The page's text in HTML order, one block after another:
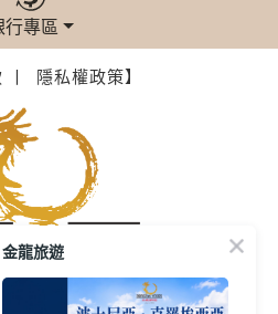
行專區
隱私權政策】
金龍旅遊